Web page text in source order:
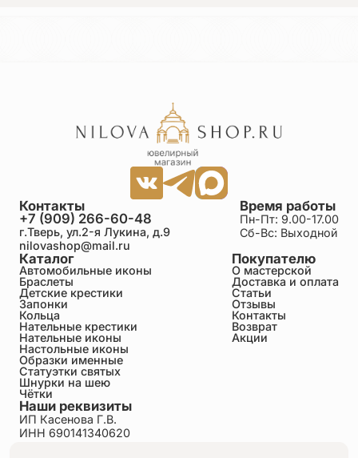
Каталог
Автомобильные иконы
Браслеты
Детские крестики
Запонки
Кольца
Нательные крестики
Нательные иконы
Настольные иконы
Образки именные
Статуэтки святых
Шнурки на шею
Чётки
Покупателю
О мастерской
Доставка и оплата
Статьи
Отзывы
Контакты
Возврат
Акции
Время работы
Пн-Пт: 9.00-17.00
Сб-Вс: Выходной
Контакты
+7 (909) 266-60-48
г.Тверь, ул.2-я Лукина, д.9
nilovashop@mail.ru
Наши реквизиты
ИП Касенова Г.В.
ИНН 690141340620